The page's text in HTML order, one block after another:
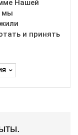
Нашей
мы
и принять